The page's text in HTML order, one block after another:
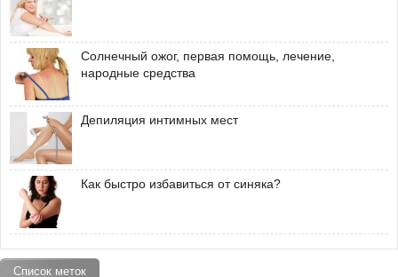
Солнечный ожог, первая помощь, лечение,
народные средства
Депиляция интимных мест
Как быстро избавиться от синяка?
Список меток